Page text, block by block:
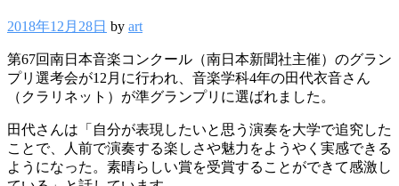
2018年12月28日 by art
第67回南日本音楽コンクール（南日本新聞社主催）のグラン
プリ選考会が12月に行われ、音楽学科4年の田代衣音さん
（クラリネット）が準グランプリに選ばれました。
田代さんは「自分が表現したいと思う演奏を大学で追究した
ことで、人前で演奏する楽しさや魅力をようやく実感できる
ようになった。素晴らしい賞を受賞することができて感激し